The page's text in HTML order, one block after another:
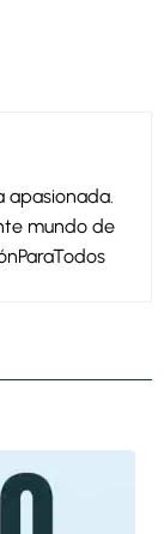
apasionada.
mundo de